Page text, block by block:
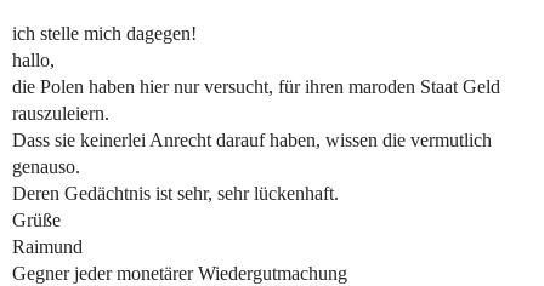
ich stelle mich dagegen!
hallo,
die Polen haben hier nur versucht, für ihren maroden Staat Geld
rauszuleiern.
Dass sie keinerlei Anrecht darauf haben, wissen die vermutlich
genauso.
Deren Gedächtnis ist sehr, sehr lückenhaft.
Grüße
Raimund
Gegner jeder monetärer Wiedergutmachung